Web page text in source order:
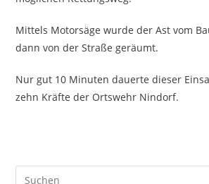
Mittels Motorsäge wurde der Ast vom
dann von der Straße geräumt.
Nur gut 10 Minuten dauerte dieser
zehn Kräfte der Ortswehr Nindorf.